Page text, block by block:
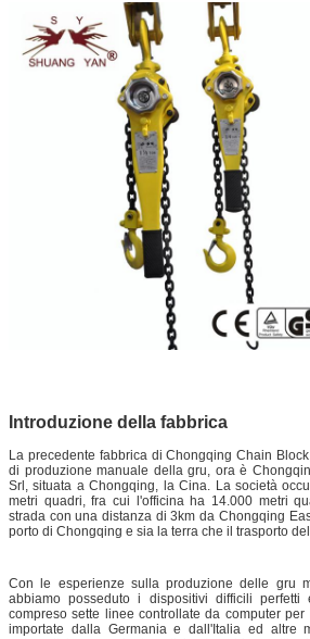
Introduzione della fabbrica
La precedente fabbrica di Chongqing Chain
di produzione manuale della gru, ora è
Srl, situata a Chongqing, la Cina. La società
metri quadri, fra cui l'officina ha 14.000 metri
strada con una distanza di 3km da Chongqing
porto di Chongqing e sia la terra che il trasporto
Con le esperienze sulla produzione delle gru
abbiamo posseduto i dispositivi difficili perfetti
compreso sette linee controllate da computer
importate dalla Germania e dall'Italia ed altre